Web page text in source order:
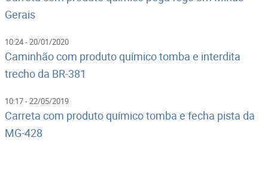
Gerais
10:24 - 20/01/2020
Caminhão com produto químico tomba e interdita
trecho da BR-381
10:17 - 22/05/2019
Carreta com produto químico tomba e fecha pista da
MG-428